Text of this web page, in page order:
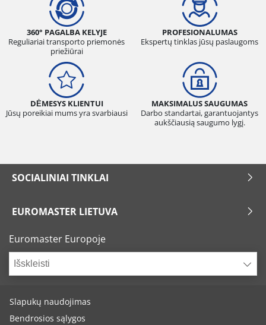
360° PAGALBA KELYJE
Reguliariai transporto priemonės
priežiūrai
PROFESIONALUMAS
Ekspertų tinklas jūsų paslaugoms
DĖMESYS KLIENTUI
Jūsų poreikiai mums yra svarbiausi
MAKSIMALUS SAUGUMAS
Darbo standartai, garantuojantys
aukščiausią saugumo lygį.
SOCIALINIAI TINKLAI
EUROMASTER LIETUVA
Euromaster Europoje
Išskleisti
Slapukų naudojimas
Bendrosios sąlygos